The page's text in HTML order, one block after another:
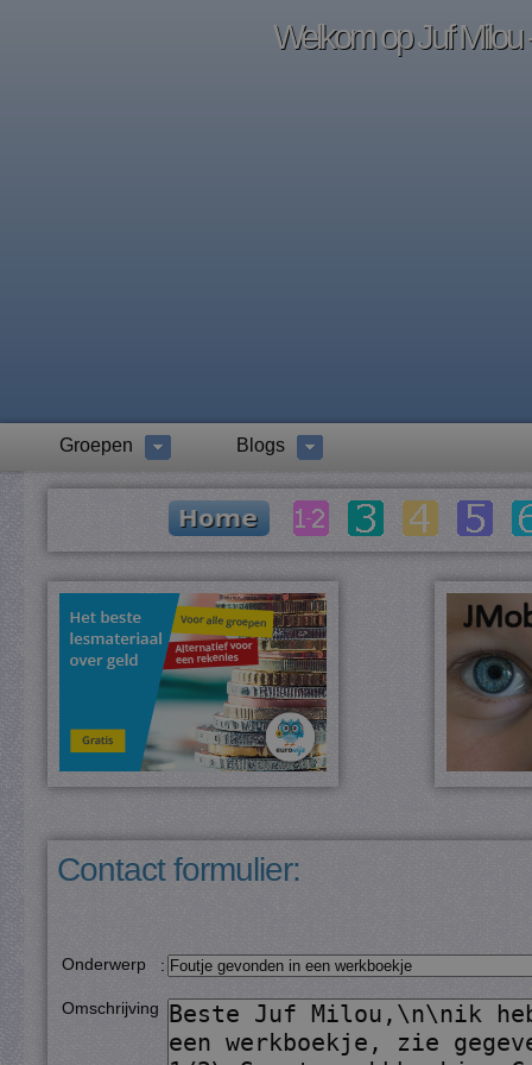
Welkom op Juf Milou
Groepen Blogs
Contact formulier:
Onderwerp :
Omschrijving